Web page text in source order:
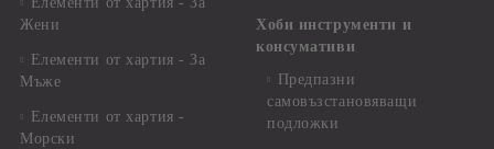
Жени
Елементи от хартия - За
Мъже
Елементи от хартия -
Морски
Хоби инструменти и
консумативи
Предпазни
самовъзстановяващи
подложки